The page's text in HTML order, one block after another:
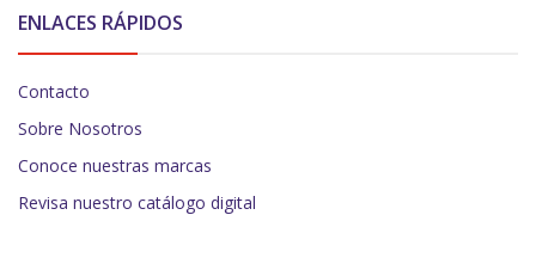
ENLACES RÁPIDOS
Contacto
Sobre Nosotros
Conoce nuestras marcas
Revisa nuestro catálogo digital